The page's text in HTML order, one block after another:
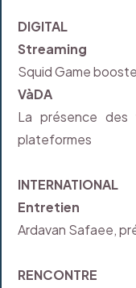
DIGITAL
Streaming
Squid Game
VàDA
La présence des
plateformes
INTERNATIONAL
Entretien
Ardavan Safaee,
RENCONTRE